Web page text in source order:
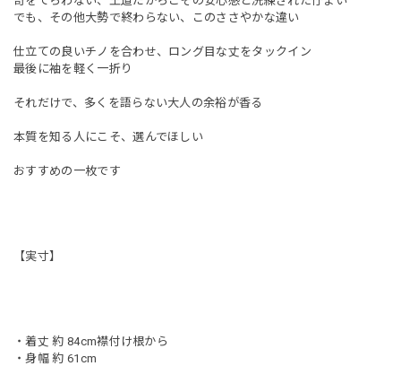
でも、その他大勢で終わらない、このささやかな違い
仕立ての良いチノを合わせ、ロング目な丈をタックイン
最後に袖を軽く一折り
それだけで、多くを語らない大人の余裕が香る
本質を知る人にこそ、選んでほしい
おすすめの一枚です
【実寸】
・着丈 約 84cm襟付け根から
・身幅 約 61cm